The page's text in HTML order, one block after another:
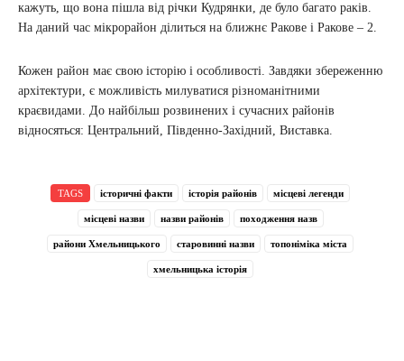
кажуть, що вона пішла від річки Кудрянки, де було багато раків.
На даний час мікрорайон ділиться на ближнє Ракове і Ракове – 2.
Кожен район має свою історію і особливості. Завдяки збереженню
архітектури, є можливість милуватися різноманітними
краєвидами. До найбільш розвинених і сучасних районів
відносяться: Центральний, Південно-Західний, Виставка.
TAGS історичні факти історія районів місцеві легенди
місцеві назви назви районів походження назв
райони Хмельницького старовинні назви топоніміка міста
хмельницька історія